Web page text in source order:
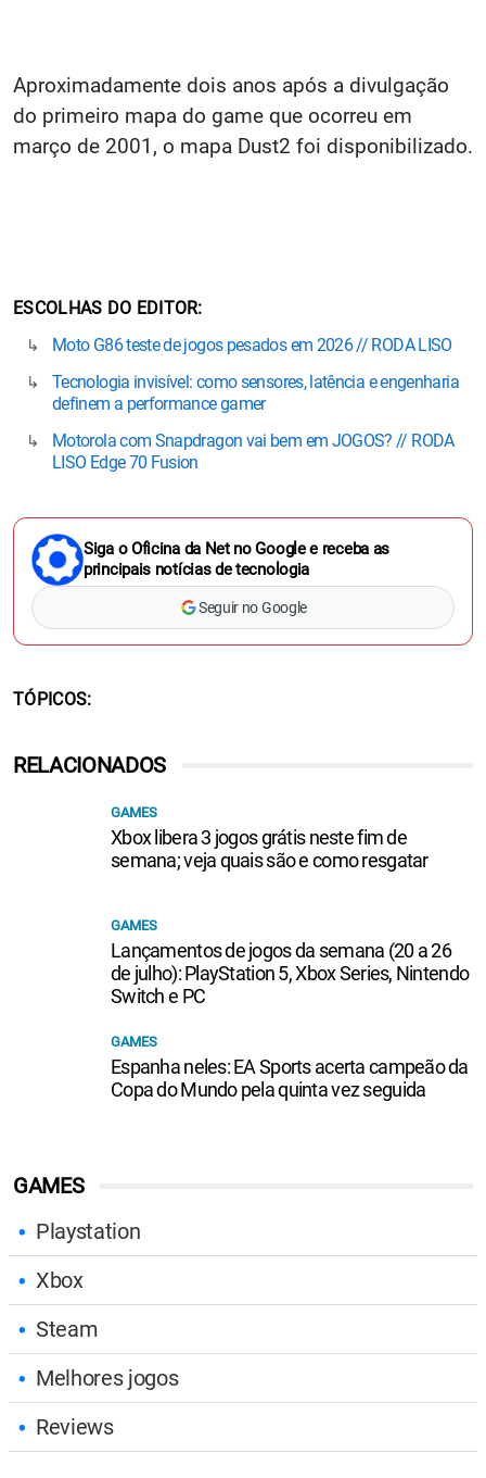
Aproximadamente dois anos após a divulgação
do primeiro mapa do game que ocorreu em
março de 2001, o mapa Dust2 foi disponibilizado.
ESCOLHAS DO EDITOR
Moto G86 teste de jogos pesados em 2026 // RODA LISO
Tecnologia invisível: como sensores, latência e engenharia
definem a performance gamer
Motorola com Snapdragon vai bem em JOGOS? // RODA
LISO Edge 70 Fusion
Siga o Oficina da Net no Google e receba as
principais notícias de tecnologia
Seguir no Google
TÓPICOS
GAMES
Playstation
Xbox
Steam
Melhores jogos
Reviews
RELACIONADOS
GAMES
Xbox libera 3 jogos grátis neste fim de
semana; veja quais são e como resgatar
GAMES
Lançamentos de jogos da semana (20 a 26
de julho): PlayStation 5, Xbox Series, Nintendo
Switch e PC
GAMES
Espanha neles: EA Sports acerta campeão da
Copa do Mundo pela quinta vez seguida